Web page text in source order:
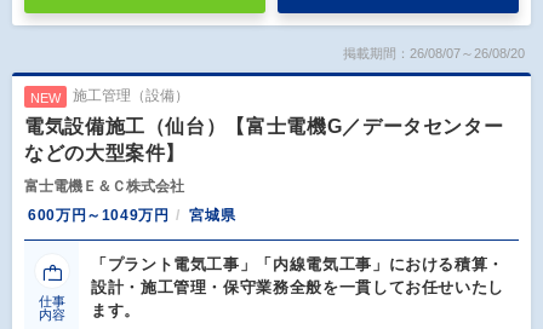
掲載期間：26/08/07～26/08/20
NEW 施工管理（設備）
電気設備施工（仙台）【富士電機G／データセンター
などの大型案件】
富士電機Ｅ＆Ｃ株式会社
600万円～1049万円
宮城県
仕事
内容
「プラント電気工事」「内線電気工事」における積算・
設計・施工管理・保守業務全般を一貫してお任せいたし
ます。